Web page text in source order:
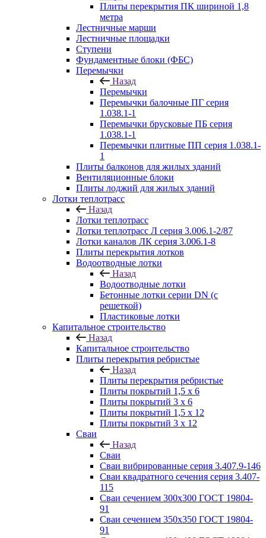
Плиты перекрытия ПК шириной 1,8
метра
Лестничные марши
Лестничные площадки
Ступени
Фундаментные блоки (ФБС)
Перемычки
Назад
Перемычки
Перемычки балочные ПГ серия
1.038.1-1
Перемычки брусковые ПБ серия
1.038.1-1
Перемычки плитные ПП серия 1.038.1-
1
Плиты балконов для жилых зданий
Вентиляционные блоки
Плиты лоджий для жилых зданий
Лотки теплотрасс
Назад
Лотки теплотрасс
Лотки теплотрасс Л серия 3.006.1-2/87
Лотки каналов ЛК серия 3.006.1-8
Плиты перекрытия лотков
Водоотводные лотки
Назад
Водоотводные лотки
Бетонные лотки серии DN (с
решеткой)
Пластиковые лотки
Капитальное строительство
Назад
Капитальное строительство
Плиты перекрытия ребристые
Назад
Плиты перекрытия ребристые
Плиты покрытий 1,5 x 6
Плиты покрытий 3 x 6
Плиты покрытий 1,5 x 12
Плиты покрытий 3 x 12
Сваи
Назад
Сваи
Сваи вибрированные серия 3.407.9-146
Сваи квадратного сечения серия 3.407-
115
Сваи сечением 300х300 ГОСТ 19804-
91
Сваи сечением 350х350 ГОСТ 19804-
91